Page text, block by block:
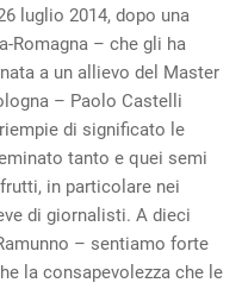
luglio 2014, dopo una
Romagna – che gli ha
a un allievo del Master
– Paolo Castelli
di significato le
tanto e quei semi
in particolare nei
di giornalisti. A dieci
– sentiamo forte
la consapevolezza che le